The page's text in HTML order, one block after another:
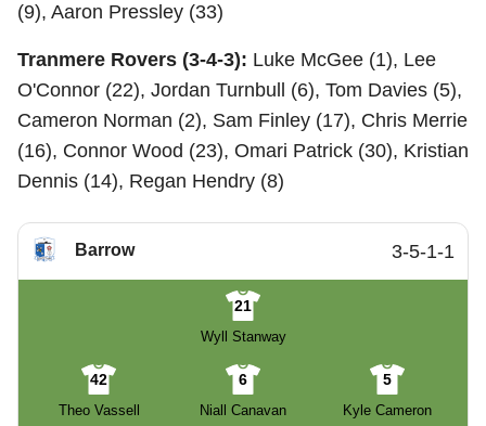
(9), Aaron Pressley (33)
Tranmere Rovers (3-4-3): Luke McGee (1), Lee
O'Connor (22), Jordan Turnbull (6), Tom Davies (5),
Cameron Norman (2), Sam Finley (17), Chris Merrie
(16), Connor Wood (23), Omari Patrick (30), Kristian
Dennis (14), Regan Hendry (8)
Barrow 3-5-1-1
21
Wyll Stanway
42
Theo Vassell
6
Niall Canavan
5
Kyle Cameron